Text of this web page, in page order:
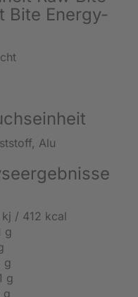
Bite Energy-
Alu
kcal